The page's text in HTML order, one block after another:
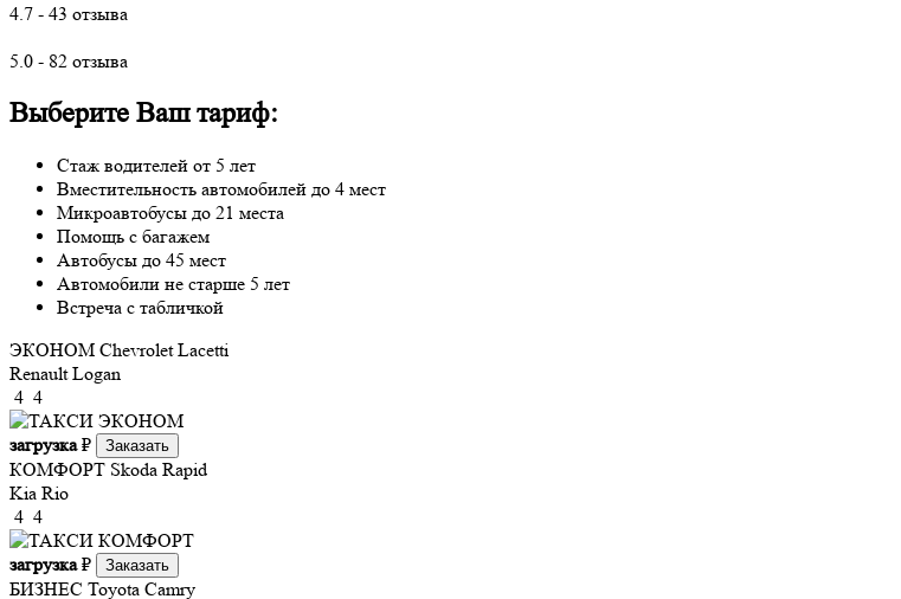
4.7 - 43 отзыва
5.0 - 82 отзыва
Выберите Ваш тариф:
Стаж водителей от 5 лет
Вместительность автомобилей до 4 мест
Микроавтобусы до 21 места
Помощь с багажем
Автобусы до 45 мест
Автомобили не старше 5 лет
Встреча с табличкой
ЭКОНОМ Chevrolet Lacetti
Renault Logan
4 4
загрузка₽ Заказать
КОМФОРТ Skoda Rapid
Kia Rio
4 4
загрузка₽ Заказать
БИЗНЕС Toyota Camry